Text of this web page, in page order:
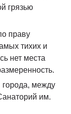
грязью
праву
тихих и
нет места
города, между
им.